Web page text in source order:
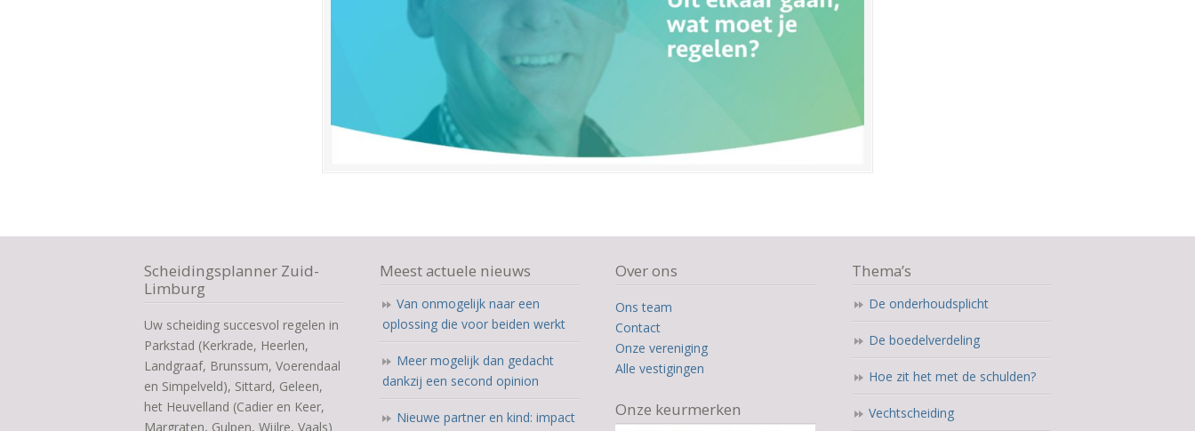
Scheidingsplanner Zuid-
Limburg
Uw scheiding succesvol regelen in
Parkstad (Kerkrade, Heerlen,
Landgraaf, Brunssum, Voerendaal
en Simpelveld), Sittard, Geleen,
het Heuvelland (Cadier en Keer,
Margraten, Gulpen, Wijlre, Vaals)
Meest actuele nieuws
Van onmogelijk naar een
oplossing die voor beiden werkt
Meer mogelijk dan gedacht
dankzij een second opinion
Nieuwe partner en kind: impact
Over ons
Ons team
Contact
Onze vereniging
Alle vestigingen
Onze keurmerken
Thema’s
De onderhoudsplicht
De boedelverdeling
Hoe zit het met de schulden?
Vechtscheiding